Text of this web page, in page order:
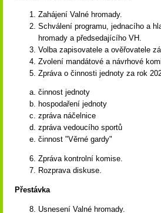
Zahájení Valné hromady.
Schválení programu, jednacího a
hromady a předsedajícího VH.
Volba zapisovatele a ověřovatele
Zvolení mandátové a návrhové
Zpráva o činnosti jednoty za rok
činnost jednoty
hospodaření jednoty
zpráva náčelnice
zpráva vedoucího sportů
činnost "Věrné gardy"
Zpráva kontrolní komise.
Rozprava diskuse.
Přestávka
Usnesení Valné hromady.